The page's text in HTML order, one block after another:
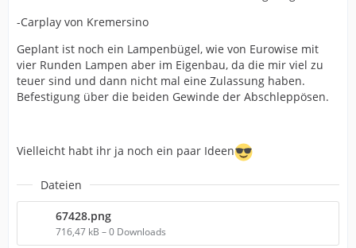
-Carplay von Kremersino
Geplant ist noch ein Lampenbügel, wie von Eurowise mit
vier Runden Lampen aber im Eigenbau, da die mir viel zu
teuer sind und dann nicht mal eine Zulassung haben.
Befestigung über die beiden Gewinde der Abschleppösen.
Vielleicht habt ihr ja noch ein paar Ideen
Dateien
67428.png
716,47 kB – 0 Downloads